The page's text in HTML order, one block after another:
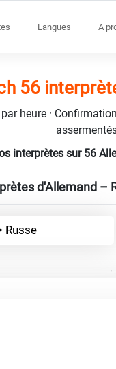
Langues A
56
heure ·
interprètes sur 56
d'Allemand –
Russe